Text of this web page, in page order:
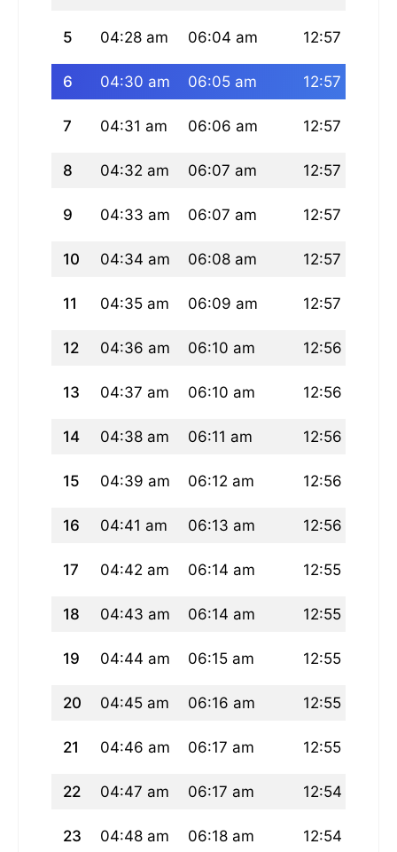
5 04:28 am 06:04 am 12:57 pm
6 04:30 am 06:05 am 12:57 pm
7 04:31 am 06:06 am 12:57 pm
8 04:32 am 06:07 am 12:57 pm
9 04:33 am 06:07 am 12:57 pm
10 04:34 am 06:08 am 12:57 pm
11 04:35 am 06:09 am 12:57 pm
12 04:36 am 06:10 am 12:56 pm
13 04:37 am 06:10 am 12:56 pm
14 04:38 am 06:11 am 12:56 pm
15 04:39 am 06:12 am 12:56 pm
16 04:41 am 06:13 am 12:56 pm
17 04:42 am 06:14 am 12:55 pm
18 04:43 am 06:14 am 12:55 pm
19 04:44 am 06:15 am 12:55 pm
20 04:45 am 06:16 am 12:55 pm
21 04:46 am 06:17 am 12:55 pm
22 04:47 am 06:17 am 12:54 pm
23 04:48 am 06:18 am 12:54 pm